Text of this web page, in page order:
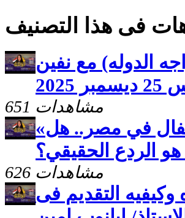
فى هذا التصنيف
الدوله) مع نفين
651 مشاهدات
«أم الدنيا» يفتح ملف التحرش بالأطفال في مصر.. هل
هو الردع الحقيقي؟
626 مشاهدات
وكيفيه التقديم فى